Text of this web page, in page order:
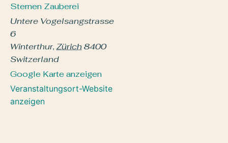
Sternen Zauberei
Untere Vogelsangstrasse
6
Winterthur, Zürich8400
Switzerland
Google Karte anzeigen
Veranstaltungsort-Website
anzeigen